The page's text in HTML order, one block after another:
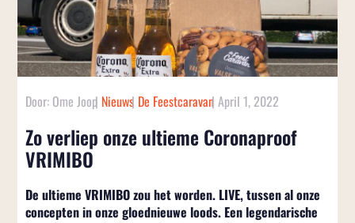
Door: Ome Joop| Nieuws| De Feestcaravan| April 1, 2022
Zo verliep onze ultieme Coronaproof
VRIMIBO
De ultieme VRIMIBO zou het worden. LIVE, tussen al onze
concepten in onze gloednieuwe loods. Een legendarische